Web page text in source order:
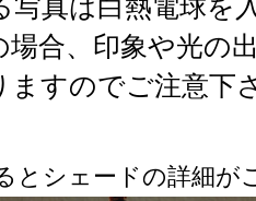
写真は白熱電球を
場合、印象や光の
ますのでご注意下
とシェードの詳細が